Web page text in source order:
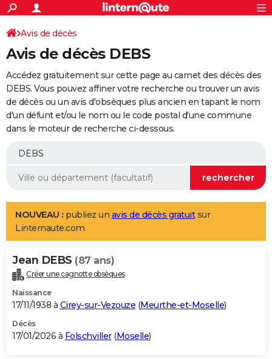
ACTUALITÉS
Politique
Société
Faits Divers
Education
Monde
Villes
+
SPORT
Coupe du monde 2026
Football
Tennis
Cyclisme
Rugby
Forum
Programme TV
TNT
Streaming
Cinéma
Sorties cinéma
Musique
+
FINANCE
Retraite
Impôts
Epargne
Immobilier
Risques naturels par ville
Banque
Assurance
Crédit
AUTO
Essais
Réserver un essai
Citadines
Berlines
SUV
Forum auto
+
Mobiles
Meilleur smartphone
Internet
Ordinateurs
Jeux vidéo
Guide high-tech
Aménagement intérieur
LIFESTYLE
Art de vivre
Bien-être
Loisirs
Mode
Modes de vie
Alimentation
Guide de la santé
Maladies
Médicaments
Sommeil
VOYAGE
Destinations
City break
Voyage nature
Voyage de noces
Forum
Climat
+PHOTO
GUIDES D'ACHAT
BONS PLANS
Avis de décès
Avis de décès DEBS
Accédez gratuitement sur cette page au carnet des décès des
DEBS. Vous pouvez affiner votre recherche ou trouver un avis
de décès ou un avis d'obsèques plus ancien en tapant le nom
d'un défunt et/ou le nom ou le code postal d'une commune
dans le moteur de recherche ci-dessous.
NOUVEAU : publiez un avis de décès gratuitsur
Linternaute.com
Jean DEBS (87 ans)
Créer une cagnotte obsèques
Naissance
17/11/1938 à Cirey-sur-Vezouze (Meurthe-et-Moselle)
Décès
17/01/2026 à Folschviller(Moselle)